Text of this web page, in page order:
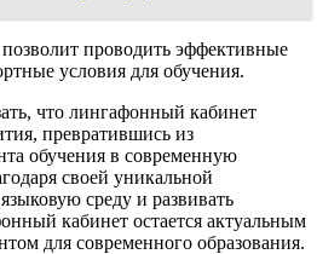
проводить эффективные
условия для обучения.
что лингафонный кабинет
превратившись из
обучения в современную
своей уникальной
среду и развивать
кабинет остается актуальным
для современного образования.